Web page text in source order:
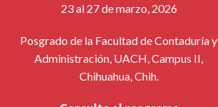
afines
23 al 27 de marzo, 2026
Posgrado de la Facultad de Contaduría y
Administración, UACH, Campus II,
Chihuahua, Chih.